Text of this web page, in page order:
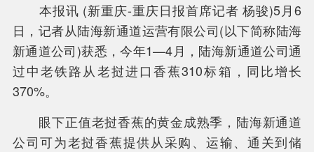
计划
联盟
项目
成果
中新互联互通项目是什么？
本报讯 (新重庆-重庆日报首席记者 杨骏)5月6
日，记者从陆海新通道运营有限公司(以下简称陆海
新通道公司)获悉，今年1—4月，陆海新通道公司通
过中老铁路从老挝进口香蕉310标箱，同比增长
370%。
眼下正值老挝香蕉的黄金成熟季，陆海新通道
公司可为老挝香蕉提供从采购、运输、通关到储